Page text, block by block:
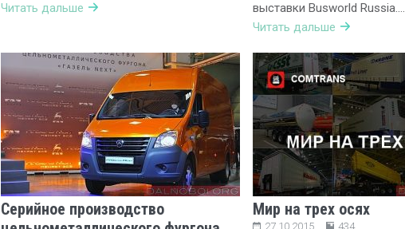
Читать дальше
выставки Busworld Russia….
Читать дальше
Серийное производство
Мир на трех осях
27.10.2015 434